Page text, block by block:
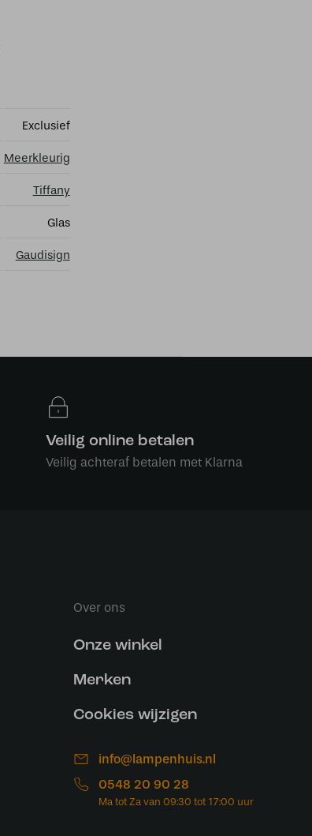
Exclusief
Meerkleurig
Tiffany
Glas
Gaudisign
Veilig online betalen
Veilig achteraf betalen met Klarna
Over ons
Onze winkel
Merken
Cookies wijzigen
info@lampenhuis.nl
0548 20 90 28